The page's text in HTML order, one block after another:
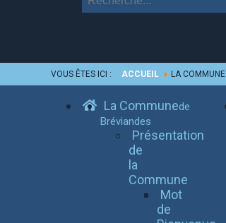
VOUS ÊTES ICI : ACCUEIL LA COMMUNE
La Communede
Bréviandes
Présentation
de
la
Commune
Mot
de